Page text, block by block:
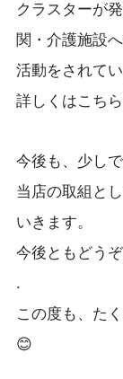
クラスターが
関・介護施設
活動をされてい
詳しくはこち
今後も、少し
当店の取組と
いきます。
今後ともどう
.
この度も、た
😊